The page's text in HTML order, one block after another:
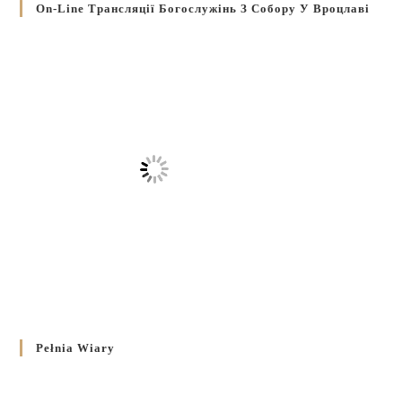
On-Line Трансляції Богослужінь З Собору У Вроцлаві
Pełnia Wiary